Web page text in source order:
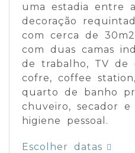
uma estadia entre
decoração
com cerca de
com duas camas
de trabalho, TV de
cofre, coffee
quarto de banho
chuveiro, secador
higiene pessoal.
Escolher datas